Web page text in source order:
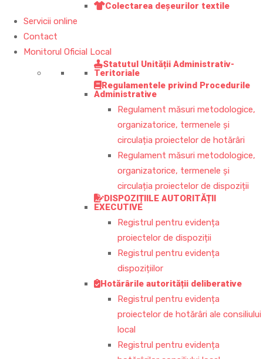
Colectarea deșeurilor textile
Servicii online
Contact
Monitorul Oficial Local
Statutul Unității Administrativ-
Teritoriale
Regulamentele privind Procedurile
Administrative
Regulament măsuri metodologice,
organizatorice, termenele și
circulația proiectelor de hotărâri
Regulament măsuri metodologice,
organizatorice, termenele și
circulația proiectelor de dispoziții
DISPOZIȚIILE AUTORITĂȚII
EXECUTIVE
Registrul pentru evidența
proiectelor de dispoziții
Registrul pentru evidența
dispozițiilor
Hotărârile autorității deliberative
Registrul pentru evidența
proiectelor de hotărâri ale consiliului
local
Registrul pentru evidența